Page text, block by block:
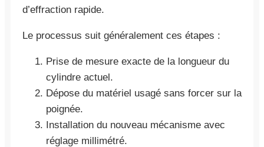
d’effraction rapide.
Le processus suit généralement ces étapes :
Prise de mesure exacte de la longueur du
cylindre actuel.
Dépose du matériel usagé sans forcer sur la
poignée.
Installation du nouveau mécanisme avec
réglage millimétré.